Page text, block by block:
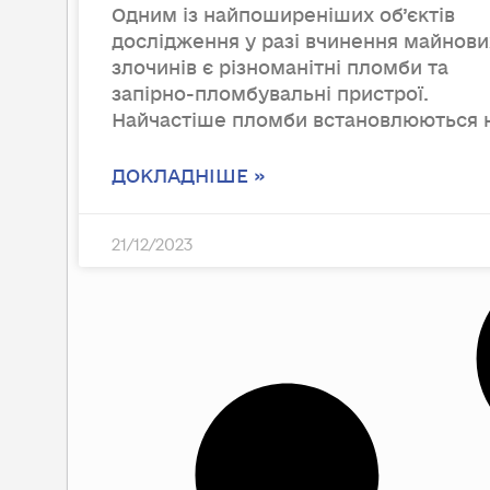
Одним із найпоширеніших об’єктів
дослідження у разі вчинення
злочинів є різноманітні пломби та
запірно-пломбувальні пристрої.
Найчастіше пломби встановлюються
ДОКЛАДНІШЕ »
21/12/2023